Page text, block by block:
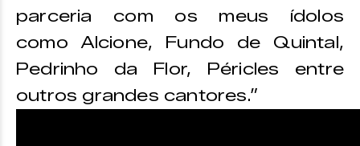
parceria com os meus ídolos
como Alcione, Fundo de Quintal,
Pedrinho da Flor, Péricles entre
outros grandes cantores.”